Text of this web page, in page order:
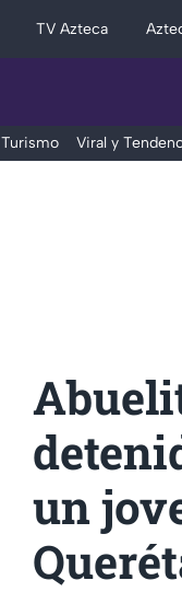
TV Azteca
Turismo Viral y
un